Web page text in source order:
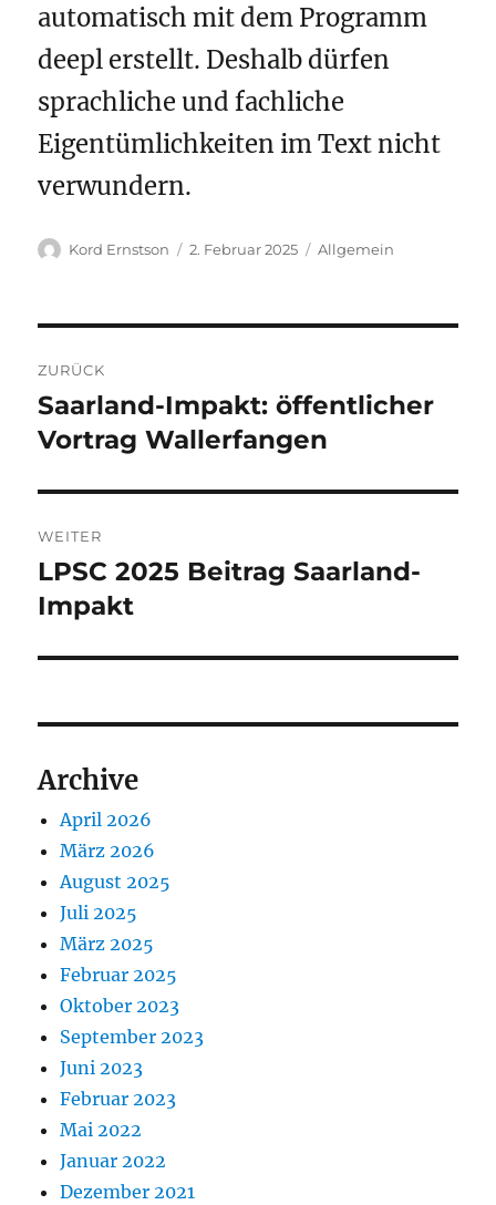
automatisch mit dem Programm
deepl erstellt. Deshalb dürfen
sprachliche und fachliche
Eigentümlichkeiten im Text nicht
verwundern.
Autor
Kord Ernstson
Veröffentlicht
2. Februar 2025 Kategorien
Allgemein
ZURÜCK
Vorheriger
Beitrag:
Saarland-Impakt: öffentlicher
Vortrag Wallerfangen
WEITER
Nächster
Beitrag:
LPSC 2025 Beitrag Saarland-
Impakt
Archive
April 2026
März 2026
August 2025
Juli 2025
März 2025
Februar 2025
Oktober 2023
September 2023
Juni 2023
Februar 2023
Mai 2022
Januar 2022
Dezember 2021